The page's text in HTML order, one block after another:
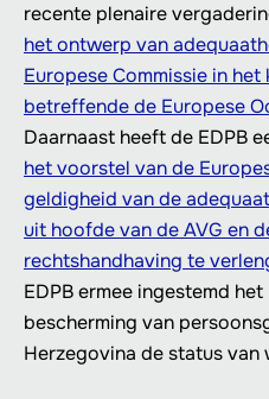
recente plenaire
het ontwerp van
Europese Commissie in het
betreffende de Europese
Daarnaast heeft de EDPB
het voorstel van de
geldigheid van de
uit hoofde van de AVG en
rechtshandhaving te
EDPB ermee ingestemd
bescherming van
Herzegovina de status van